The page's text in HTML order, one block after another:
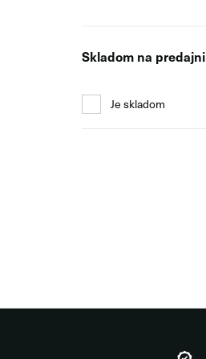
Skladom na predajni
Je skladom